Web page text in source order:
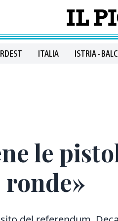
ITALIA ISTRIA -
le
ronde»